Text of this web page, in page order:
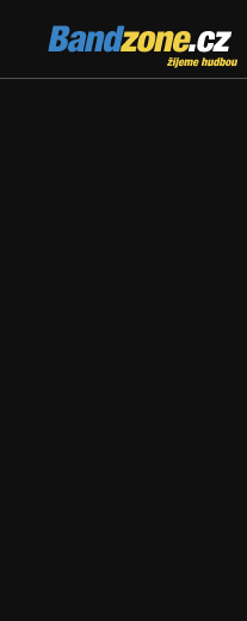
Bandzone.cz
žijeme hudbou